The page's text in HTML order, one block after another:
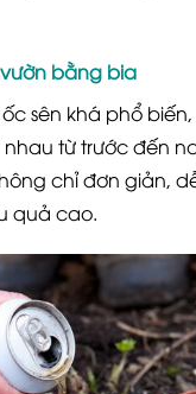
bằng bia
sên khá phổ
từ trước đến
chỉ đơn giản,
quả cao.